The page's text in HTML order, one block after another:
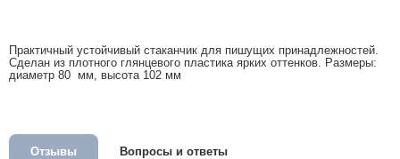
Практичный устойчивый стаканчик для пишущих принадлежностей.
Сделан из плотного глянцевого пластика ярких оттенков. Размеры:
диаметр 80 мм, высота 102 мм
Отзывы Вопросы и ответы